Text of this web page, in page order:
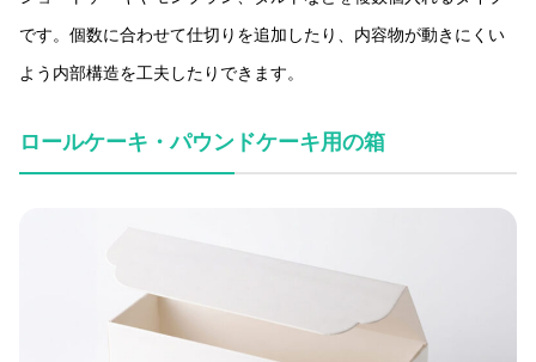
です。個数に合わせて仕切りを追加したり、内容物が動きにくい
よう内部構造を工夫したりできます。
ロールケーキ・パウンドケーキ用の箱